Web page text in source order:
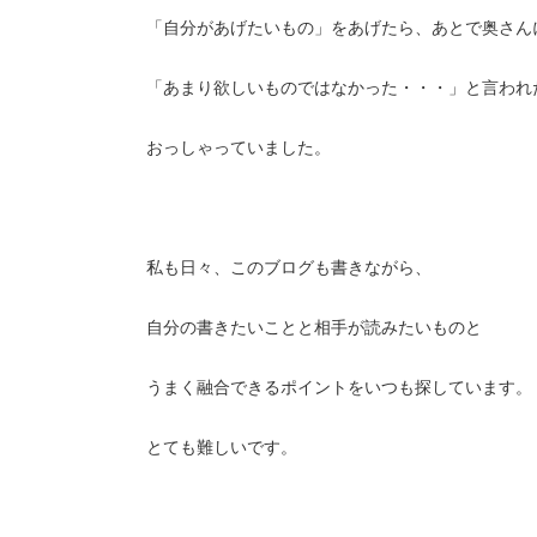
「自分があげたいもの」をあげたら、あとで奥さん
「あまり欲しいものではなかった・・・」と言わ
おっしゃっていました。
私も日々、このブログも書きながら、
自分の書きたいことと相手が読みたいものと
うまく融合できるポイントをいつも探しています。
とても難しいです。